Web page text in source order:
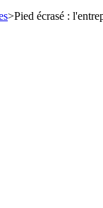
>Pied écrasé :